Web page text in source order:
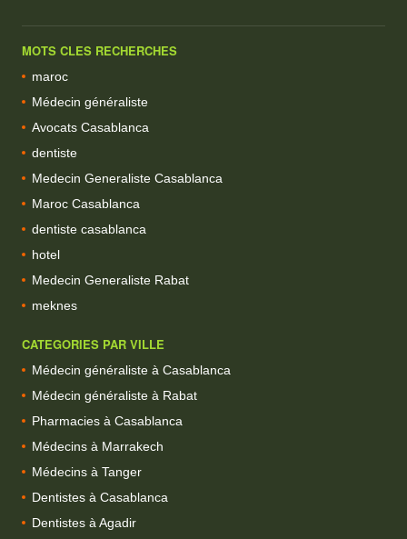
MOTS CLES RECHERCHES
maroc
Médecin généraliste
Avocats Casablanca
dentiste
Medecin Generaliste Casablanca
Maroc Casablanca
dentiste casablanca
hotel
Medecin Generaliste Rabat
meknes
CATEGORIES PAR VILLE
Médecin généraliste à Casablanca
Médecin généraliste à Rabat
Pharmacies à Casablanca
Médecins à Marrakech
Médecins à Tanger
Dentistes à Casablanca
Dentistes à Agadir